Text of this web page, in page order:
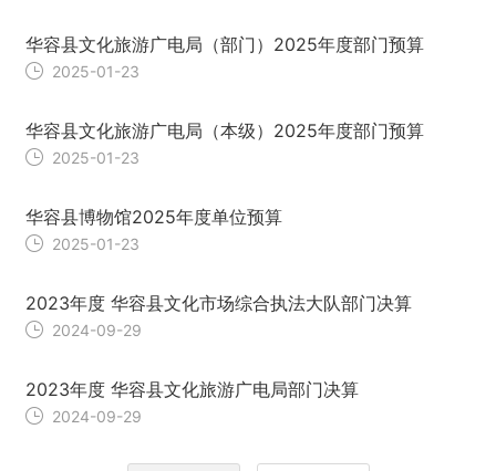
华容县文化旅游广电局（部门）2025年度部门预算
2025-01-23
华容县文化旅游广电局（本级）2025年度部门预算
2025-01-23
华容县博物馆2025年度单位预算
2025-01-23
2023年度 华容县文化市场综合执法大队部门决算
2024-09-29
2023年度 华容县文化旅游广电局部门决算
2024-09-29